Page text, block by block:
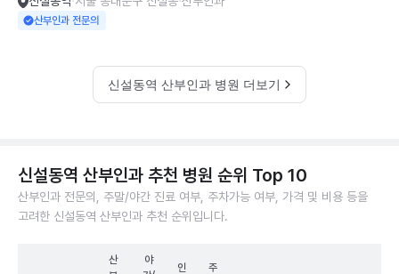
산부인과 전문의
신설동역 산부인과 병원 더보기
신설동역 산부인과 추천 병원 순위 Top 10
산부인과 전문의, 주말/야간 진료 여부, 주차가능 여부, 가격 및 비용 등을
고려한 신설동역 산부인과 추천 순위입니다.
산
야
인
주